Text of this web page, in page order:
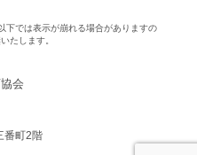
下では表示が崩れる場合がありますの
たします。
会
番町2階